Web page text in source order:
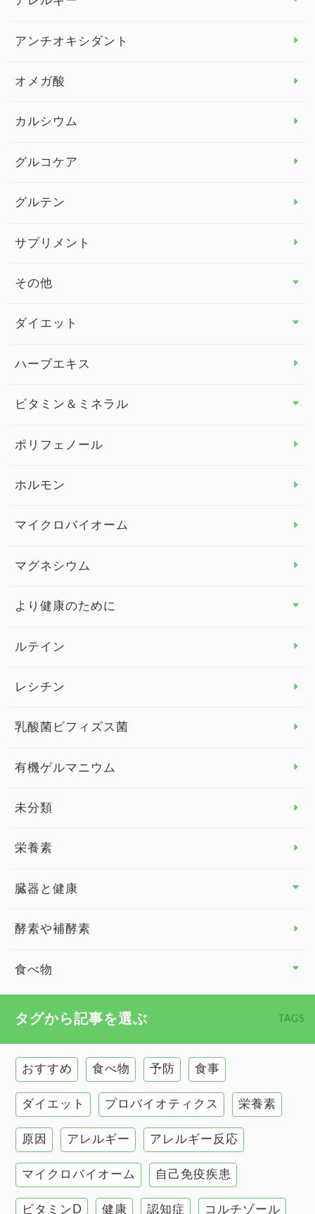
アレルギー トップ
アンチオキシダント
オメガ酸
カルシウム
グルコケア
グルテン
サプリメント
その他
その他 トップ
健康セミナー
ダイエット
ダイエット トップ
ハーブエキス
ビタミン＆ミネラル
ビタミン＆ミネラル トップ
ビタミンE
ポリフェノール
ホルモン
マイクロバイオーム
マグネシウム
より健康のために
より健康のために トップ
眼の健康
睡眠
ルテイン
レシチン
乳酸菌ビフィズス菌
有機ゲルマニウム
未分類
栄養素
臓器と健康
臓器と健康 トップ
慢性疲労
甲状腺
肌
肝臓の健康
腸の健康
酵素や補酵素
食べ物
タグから記事を選ぶ TAGS
おすすめ 食べ物 予防 食事
ダイエット プロバイオティクス 栄養素
原因 アレルギー アレルギー反応
マイクロバイオーム 自己免疫疾患
ビタミンD 健康 認知症 コルチゾール